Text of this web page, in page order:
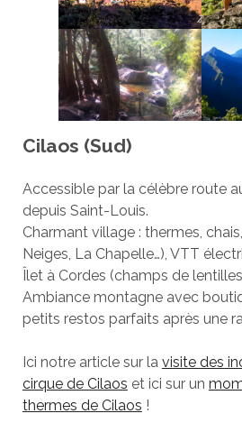
Cilaos (Sud)
Accessible par la célèbre route
depuis Saint-Louis.
Charmant village : thermes,
Neiges, La Chapelle…), VTT
Îlet à Cordes (champs de
Ambiance montagne avec
petits restos parfaits après une
Ici notre article sur la visite des
cirque de Cilaos et ici sur un
thermes de Cilaos !